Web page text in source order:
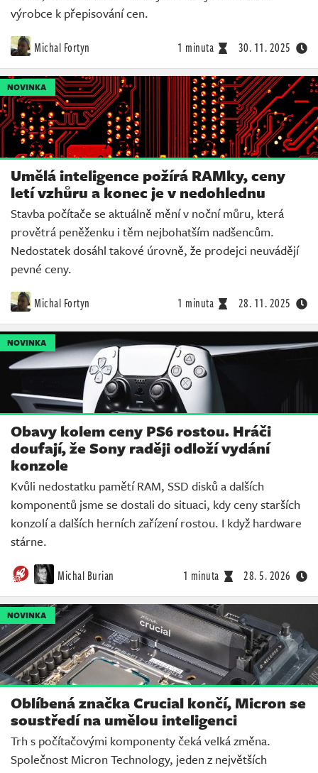
výrobce k přepisování cen.
Michal Fortyn 1 minuta 30. 11. 2025
NOVINKA
Umělá inteligence požírá RAMky, ceny
letí vzhůru a konec je v nedohlednu
Stavba počítače se aktuálně mění v noční můru, která
provětrá peněženku i těm nejbohatším nadšencům.
Nedostatek dosáhl takové úrovně, že prodejci neuvádějí
pevné ceny.
Michal Fortyn 1 minuta 28. 11. 2025
NOVINKA
Obavy kolem ceny PS6 rostou. Hráči
doufají, že Sony raději odloží vydání
konzole
Kvůli nedostatku pamětí RAM, SSD disků a dalších
komponentů jsme se dostali do situaci, kdy ceny starších
konzolí a dalších herních zařízení rostou. I když hardware
stárne.
Michal Burian 1 minuta 28. 5. 2026
NOVINKA
Oblíbená značka Crucial končí, Micron se
soustředí na umělou inteligenci
Trh s počítačovými komponenty čeká velká změna.
Společnost Micron Technology, jeden z největších